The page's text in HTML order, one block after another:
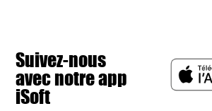
Suivez-nous
avec notre app
iSoft